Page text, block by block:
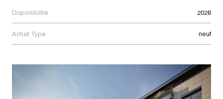
Disponibilité 2026
Achat Type neuf
Images Gallery